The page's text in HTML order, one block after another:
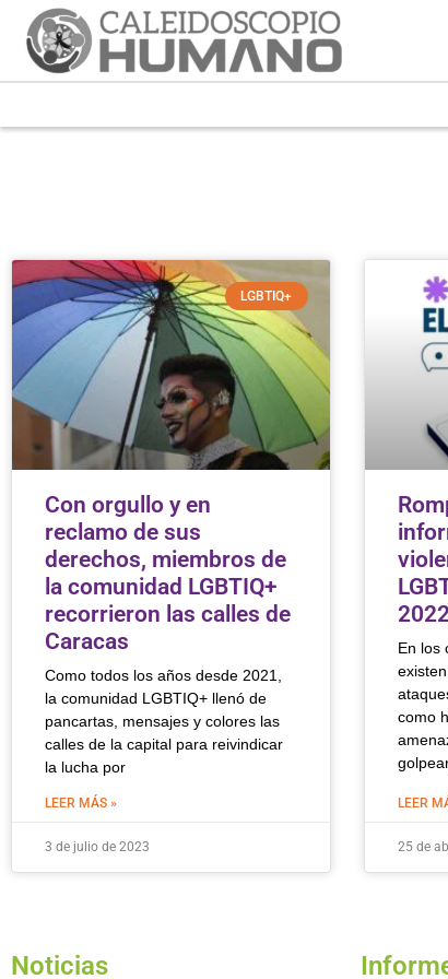
LGBTIQ+
Con orgullo y en
reclamo de sus
derechos, miembros de
la comunidad LGBTIQ+
recorrieron las calles de
Caracas
Como todos los años desde 2021,
la comunidad LGBTIQ+ llenó de
pancartas, mensajes y colores las
calles de la capital para reivindicar
la lucha por
LEER MÁS »
3 de julio de 2023
En los
como
LEER
25 de
Noticias